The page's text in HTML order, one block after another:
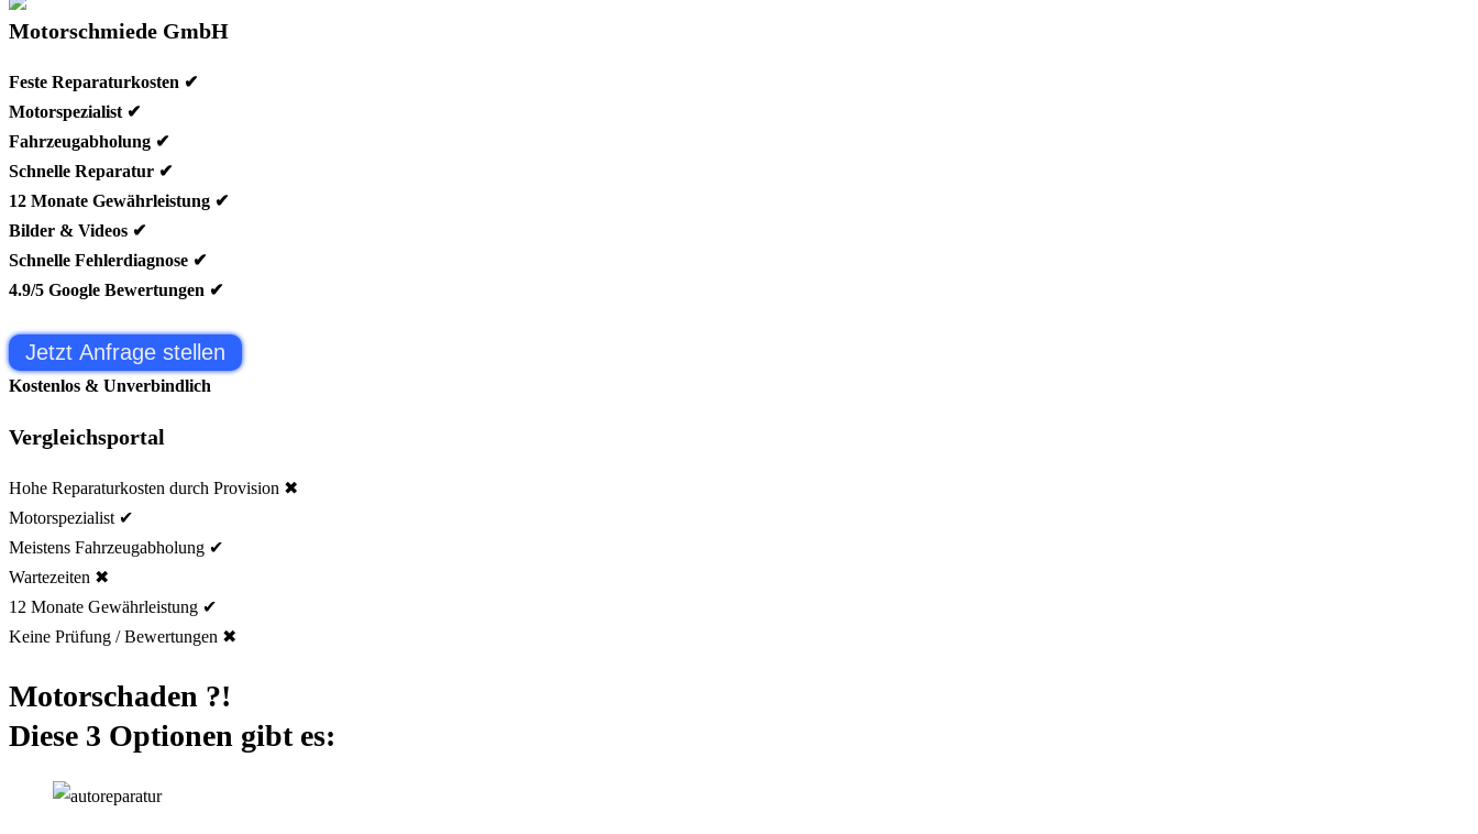
Motorschmiede GmbH
Feste Reparaturkosten ✔
Motorspezialist ✔
Fahrzeugabholung ✔
Schnelle Reparatur ✔
12 Monate Gewährleistung ✔
Bilder & Videos ✔
Schnelle Fehlerdiagnose ✔
4.9/5 Google Bewertungen ✔
Jetzt Anfrage stellen
Kostenlos & Unverbindlich
Vergleichsportal
Hohe Reparaturkosten durch Provision ✖
Motorspezialist ✔
Meistens Fahrzeugabholung ✔
Wartezeiten ✖
12 Monate Gewährleistung ✔
Keine Prüfung / Bewertungen ✖
Motorschaden ?!
Diese 3 Optionen gibt es: